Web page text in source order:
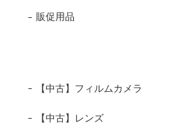
販促用品
【中古】フィルムカメラ
【中古】レンズ